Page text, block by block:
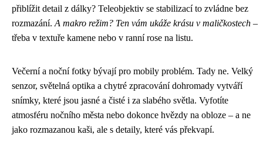
přiblížit detail z dálky? Teleobjektiv se stabilizací to zvládne bez
rozmazání. A makro režim? Ten vám ukáže krásu v maličkostech –
třeba v textuře kamene nebo v ranní rose na listu.
Večerní a noční fotky bývají pro mobily problém. Tady ne. Velký
senzor, světelná optika a chytré zpracování dohromady vytváří
snímky, které jsou jasné a čisté i za slabého světla. Vyfotíte
atmosféru nočního města nebo dokonce hvězdy na obloze – a ne
jako rozmazanou kaši, ale s detaily, které vás překvapí.